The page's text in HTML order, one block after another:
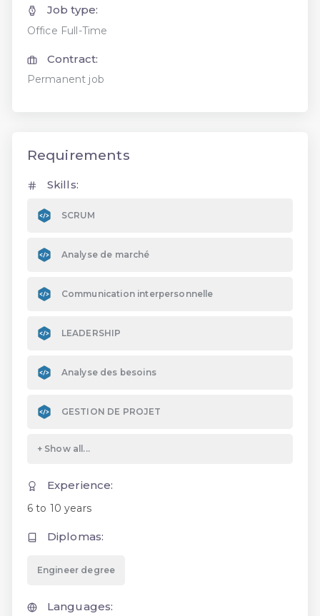
Job type:
Office Full-Time
Contract:
Permanent job
Requirements
Skills:
SCRUM
Analyse de marché
Communication interpersonnelle
LEADERSHIP
Analyse des besoins
GESTION DE PROJET
Experience:
6 to 10 years
Diplomas:
Engineer degree
Languages: